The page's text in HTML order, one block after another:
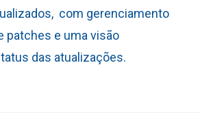
com gerenciamento
patches e uma visão
das atualizações.